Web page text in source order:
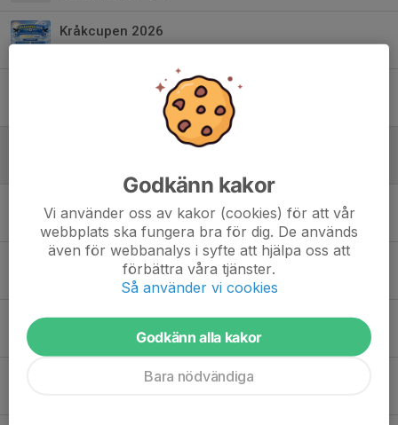
Kråkcupen 2026
Våra lag sommaren 2026
Länk till digital karta Byaloppis
25 aug 2025 0
Byaloppis Nyborg 30/8
5 aug 2025
Barnens Hinderbana 2025
0
Minicupen 2025
Godkänn kakor
Vi använder oss av kakor (cookies) för att vår
webbplats ska fungera bra för dig. De används
även för webbanalys i syfte att hjälpa oss att
förbättra våra tjänster.
Så använder vi cookies
Godkänn alla kakor
Bara nödvändiga